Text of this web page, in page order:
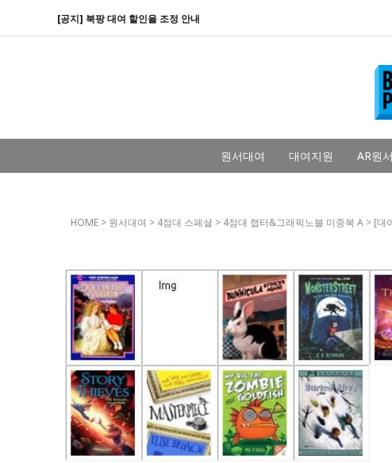
[공지] 북팡 대여 할인율 조정 안내
원서대여 대여지원 AR원
HOME > 원서대여 > 4점대 스페셜 > 4점대 챕터&그래픽노블 미중복 A > [대